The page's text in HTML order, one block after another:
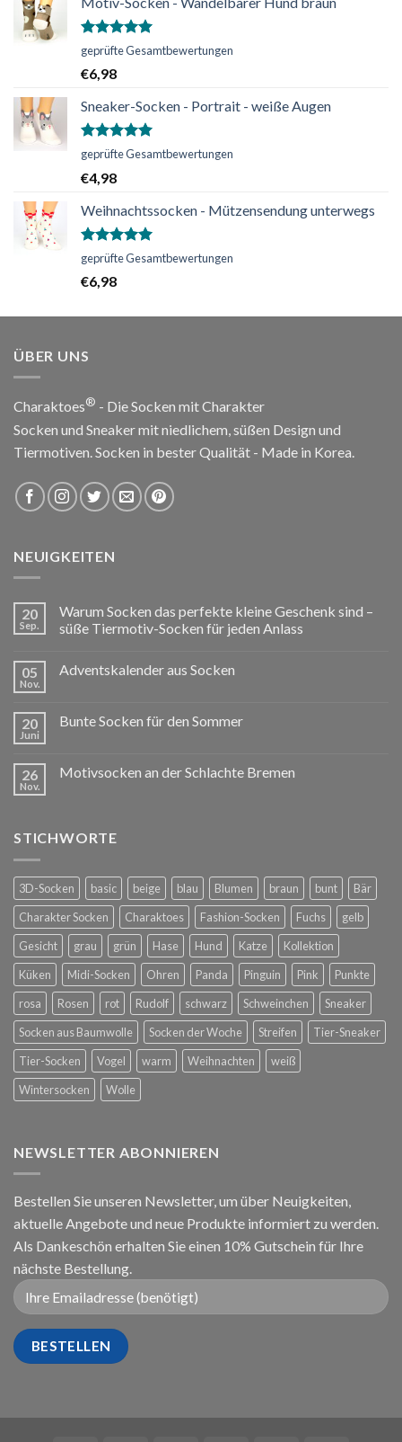
Bewertet
von 5
geprüfte Gesamtbewertungen
€6,98
Sneaker-Socken - Portrait - weiße Augen
Bewertet
von 5
geprüfte Gesamtbewertungen
€4,98
Weihnachtssocken - Mützensendung unterwegs
Bewertet
von 5
geprüfte Gesamtbewertungen
€6,98
ÜBER UNS
Charaktoes® - Die Socken mit Charakter
Socken und Sneaker mit niedlichem, süßen Design und
Tiermotiven. Socken in bester Qualität - Made in Korea.
NEUIGKEITEN
20
Sep.
Warum Socken das perfekte kleine Geschenk sind –
süße Tiermotiv-Socken für jeden Anlass
05
Nov.
Adventskalender aus Socken
20
Juni
Bunte Socken für den Sommer
26
Nov.
Motivsocken an der Schlachte Bremen
STICHWORTE
3D-Socken basic beige blau Blumen braun bunt
Bär
Charakter Socken
Charaktoes Fashion-Socken Fuchs
gelb
Gesicht
grau grün Hase Hund Katze
Kollektion
Küken
Midi-Socken Ohren Panda Pinguin Pink
Punkte
rosa
Rosen rot Rudolf schwarz Schweinchen
Sneaker
Socken aus Baumwolle
Socken der Woche Streifen
Tier-Sneaker
Tier-Socken
Vogel warm Weihnachten
weiß
Wintersocken
Wolle
NEWSLETTER ABONNIEREN
Bestellen Sie unseren Newsletter, um über Neuigkeiten,
aktuelle Angebote und neue Produkte informiert zu werden.
Als Dankeschön erhalten Sie einen 10% Gutschein für Ihre
nächste Bestellung.